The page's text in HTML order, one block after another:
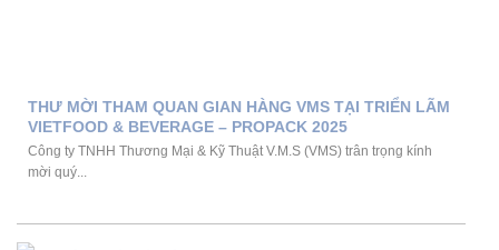
THƯ MỜI THAM QUAN GIAN HÀNG VMS TẠI TRIỂN LÃM
VIETFOOD & BEVERAGE – PROPACK 2025
Công ty TNHH Thương Mại & Kỹ Thuật V.M.S (VMS) trân trọng kính
mời quý...